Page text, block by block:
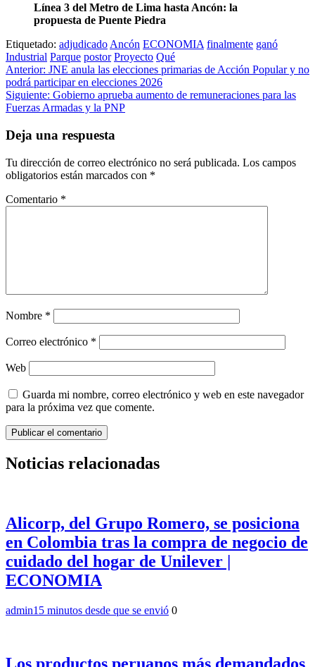
Línea 3 del Metro de Lima hasta Ancón: la
propuesta de Puente Piedra
Etiquetado: adjudicadoAncón ECONOMIA finalmente ganó
Industrial Parque postor Proyecto Qué
Navegación
de
entradas
Anterior: JNE anula las elecciones primarias de Acción Popular y no
podrá participar en elecciones 2026
Siguiente: Gobierno aprueba aumento de remuneraciones para las
Fuerzas Armadas y la PNP
Deja una respuesta
Tu dirección de correo electrónico no será publicada. Los campos
obligatorios están marcados con *
Comentario *
Nombre *
Correo electrónico *
Web
Guarda mi nombre, correo electrónico y web en este navegador
para la próxima vez que comente.
Noticias relacionadas
Alicorp, del Grupo Romero, se posiciona
en Colombia tras la compra de negocio de
cuidado del hogar de Unilever |
ECONOMIA
admin15 minutos desde que se envió 0